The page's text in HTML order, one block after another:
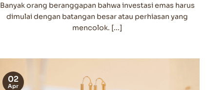
Banyak orang beranggapan bahwa investasi emas harus
dimulai dengan batangan besar atau perhiasan yang
mencolok. [...]
02
Apr